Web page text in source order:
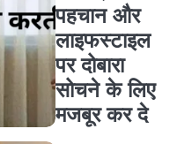
पहचान और
लाइफस्टाइल
पर दोबारा
सोचने के लिए
मजबूर कर दे